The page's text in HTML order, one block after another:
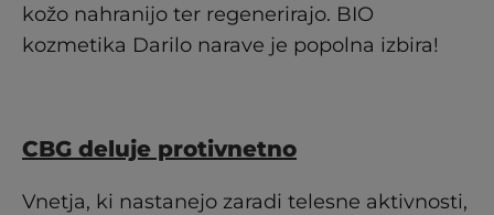
kožo nahranijo ter regenerirajo. BIO
kozmetika Darilo narave je popolna izbira!
CBG deluje protivnetno
Vnetja, ki nastanejo zaradi telesne aktivnosti,